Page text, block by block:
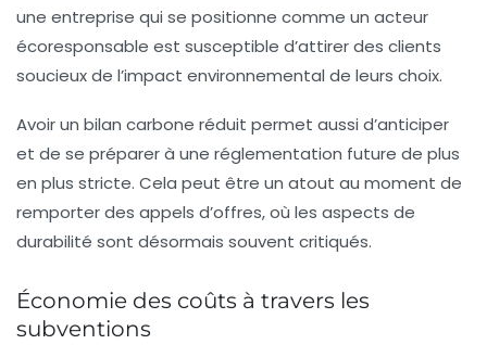
une entreprise qui se positionne comme un acteur
écoresponsable est susceptible d’attirer des clients
soucieux de l’impact environnemental de leurs choix.
Avoir un bilan carbone réduit permet aussi d’anticiper
et de se préparer à une réglementation future de plus
en plus stricte. Cela peut être un atout au moment de
remporter des appels d’offres, où les aspects de
durabilité sont désormais souvent critiqués.
Économie des coûts à travers les
subventions